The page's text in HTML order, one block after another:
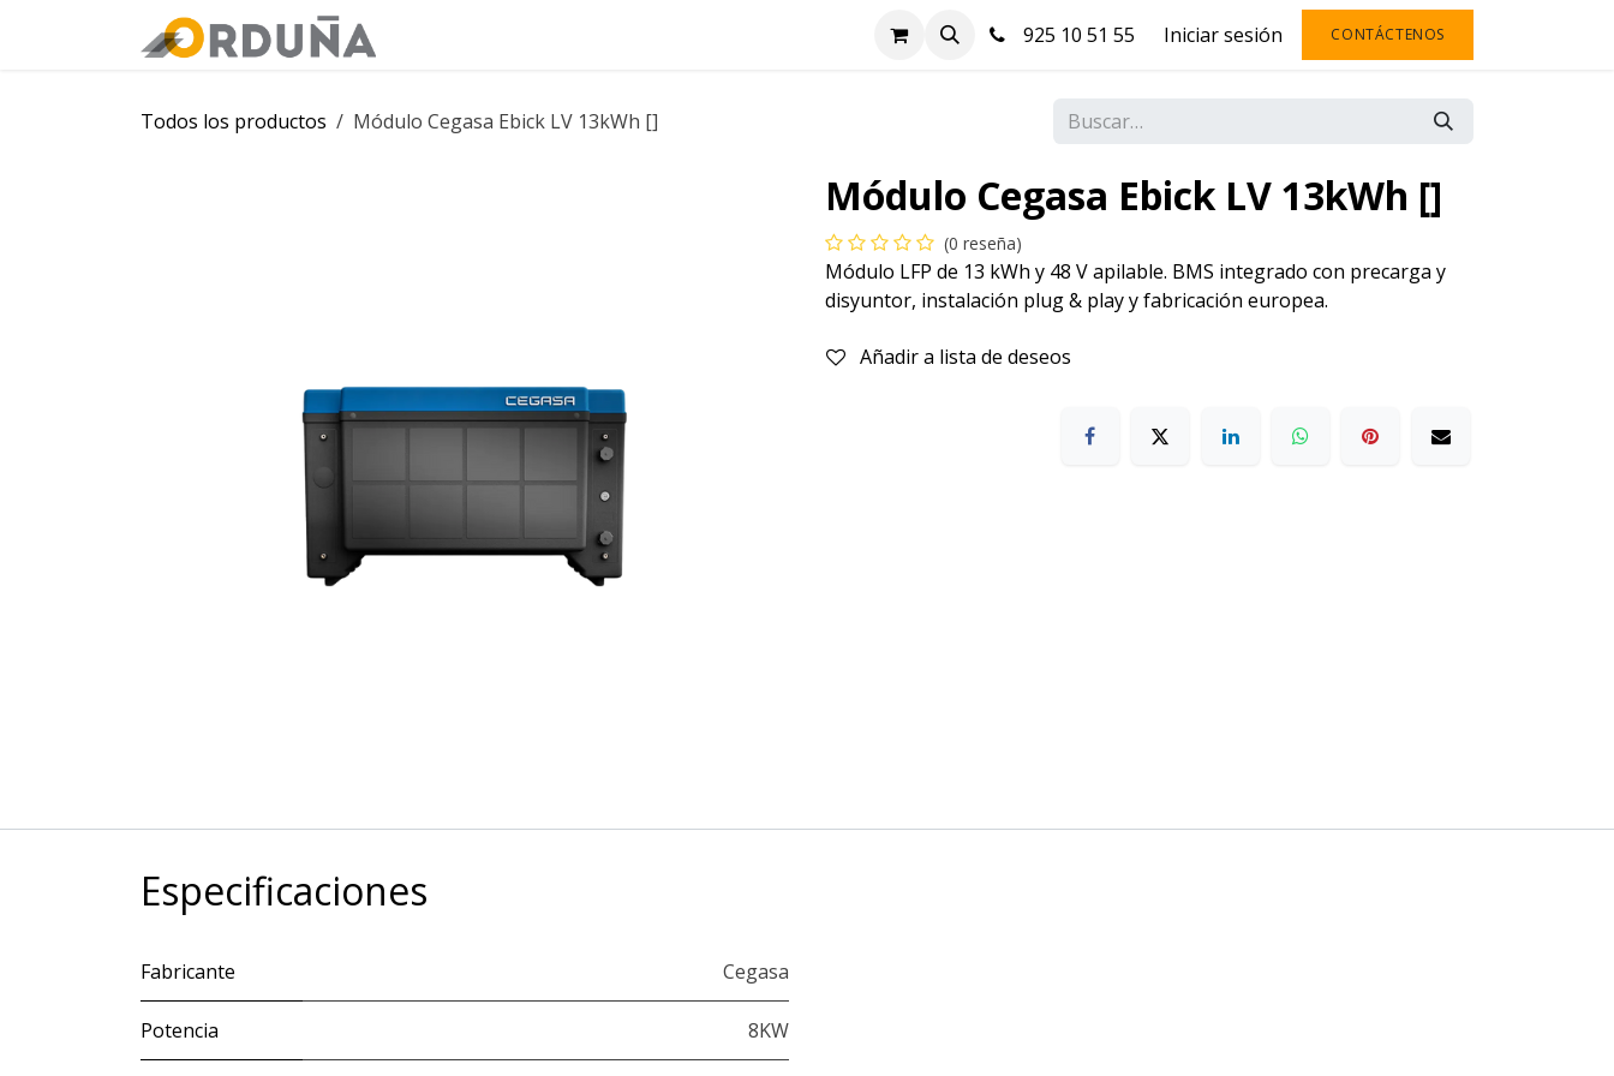
Blog Contacto925 10 51 55 Iniciar sesión CONTÁCTENOS
Todos los productos Módulo Cegasa Ebick LV 13kWh []
Módulo Cegasa Ebick LV 13kWh []
(0 reseña)
Módulo LFP de 13 kWh y 48 V apilable. BMS integrado con precarga y
disyuntor, instalación plug & play y fabricación europea.
Añadir a lista de deseos
Especificaciones
Fabricante Cegasa
Potencia 8KW